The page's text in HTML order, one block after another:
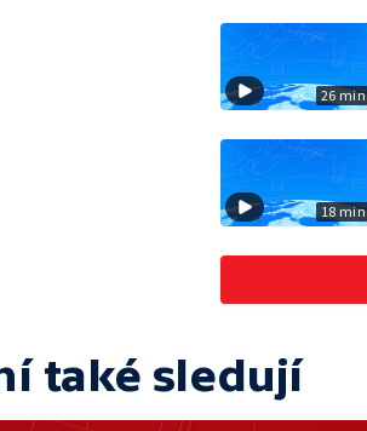
26 min
18 min
také sledují